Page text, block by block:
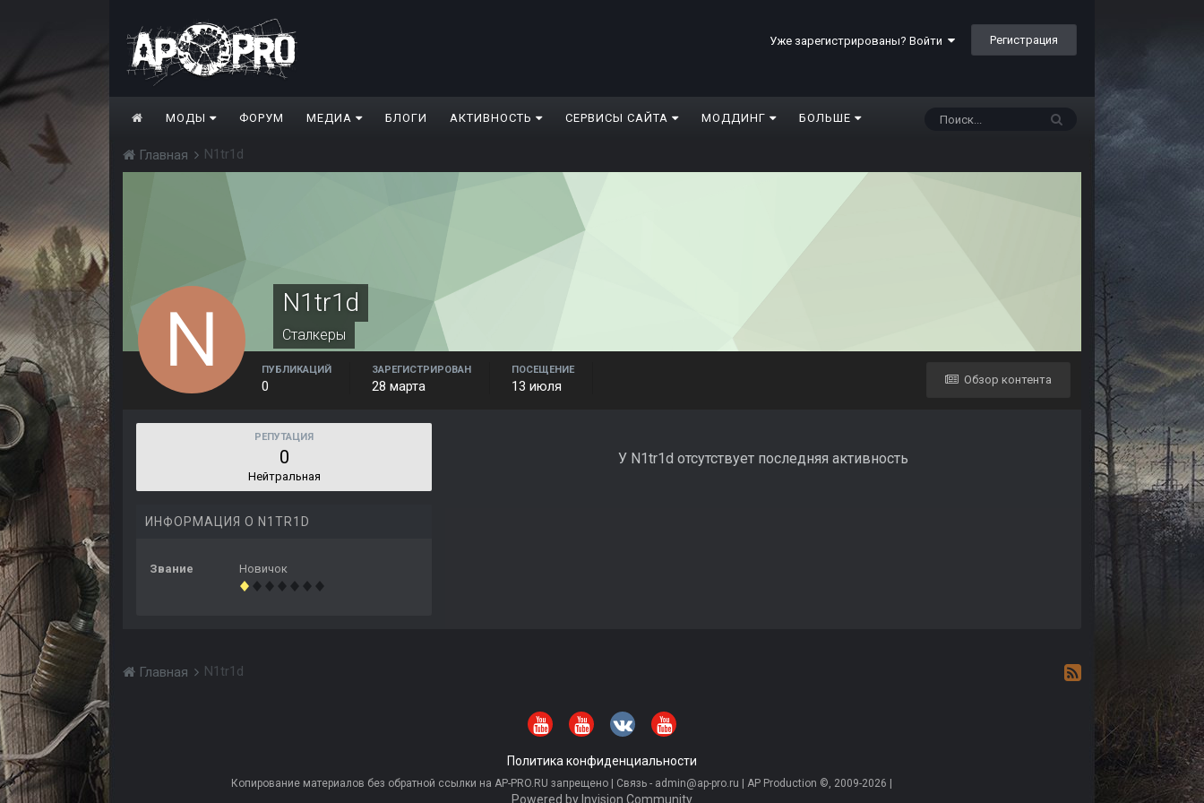
Уже зарегистрированы? Войти Регистрация
МОДЫ ФОРУМ МЕДИА БЛОГИ АКТИВНОСТЬ СЕРВИСЫ САЙТА МОДДИНГ БОЛЬШЕ
Главная N1tr1d
N1tr1d
Сталкеры
Обзор контента
ПУБЛИКАЦИЙ
0
ЗАРЕГИСТРИРОВАН
28 марта
ПОСЕЩЕНИЕ
13 июля
РЕПУТАЦИЯ
0
Нейтральная
ИНФОРМАЦИЯ О N1TR1D
Звание Новичок
У N1tr1d отсутствует последняя активность
Главная N1tr1d
Политика конфиденциальности
Копирование материалов без обратной ссылки на AP-PRO.RU запрещено | Связь - admin@ap-pro.ru | AP Production ©, 2009-2026 |
Powered by Invision Community